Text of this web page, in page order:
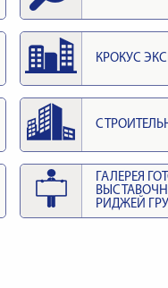
КРОКУС
ГАЛЕРЕЯ
РИДЖЕЙ